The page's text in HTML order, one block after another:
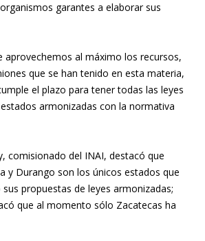
garantes a elaborar sus
aprovechemos al máximo los recursos,
que se han tenido en esta materia,
el plazo para tener todas las leyes
armonizadas con la normativa
comisionado del INAI, destacó que
y Durango son los únicos estados que
propuestas de leyes armonizadas;
que al momento sólo Zacatecas ha